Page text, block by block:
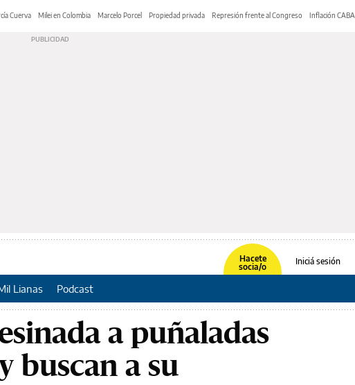
Cuerva Milei en Colombia Marcelo Porcel Propiedad privada Represión frente al Congreso Inflación CABA
Hacete
socia/o
Iniciá sesión
Lianas Podcast
a puñaladas
buscan a su